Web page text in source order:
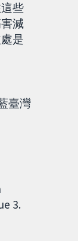
些
減
是
臺灣
3.